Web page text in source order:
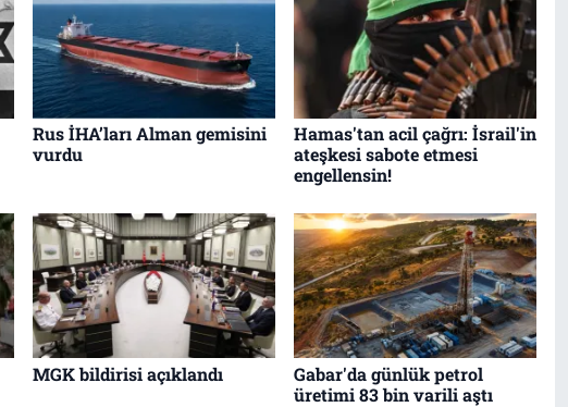
Rus İHA’ları Alman gemisini
vurdu
Hamas'tan acil çağrı: İsrail'in
ateşkesi sabote etmesi
engellensin!
MGK bildirisi açıklandı
Gabar'da günlük petrol
üretimi 83 bin varili aştı